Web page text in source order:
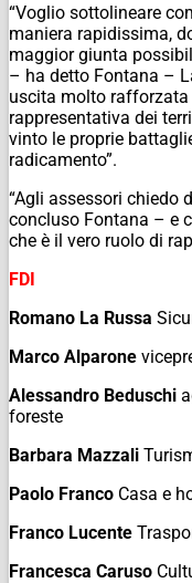
“Voglio sottolineare
maniera rapidissima,
maggior giunta
– ha detto Fontana –
uscita molto
rappresentativa dei
vinto le proprie
radicamento”.
“Agli assessori chiedo
concluso Fontana – e
che è il vero ruolo di
FDI
Romano La Russa
Marco Alparone
Alessandro Beduschi
foreste
Barbara Mazzali
Paolo Franco Casa e
Franco Lucente
Francesca Caruso